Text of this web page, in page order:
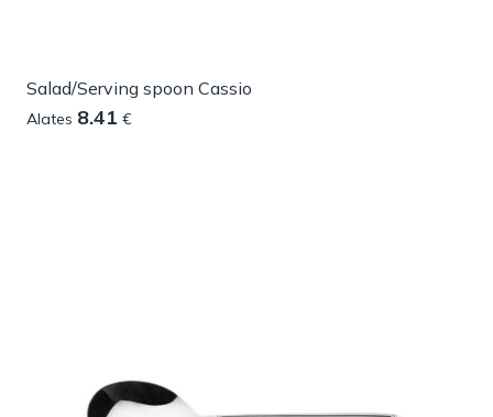
Salad/Serving spoon Cassio
Alates 8.41 €